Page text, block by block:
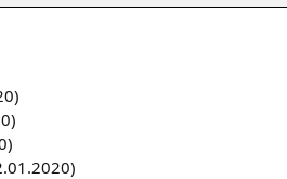
)
)
)
)